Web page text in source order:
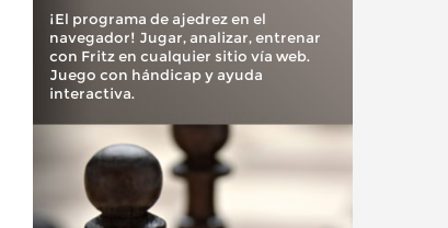
¡El programa de ajedrez en el
navegador! Jugar, analizar, entrenar
con Fritz en cualquier sitio vía web.
Juego con hándicap y ayuda
interactiva.